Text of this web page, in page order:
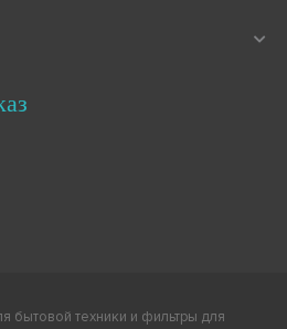
бытовой техники и фильтры для